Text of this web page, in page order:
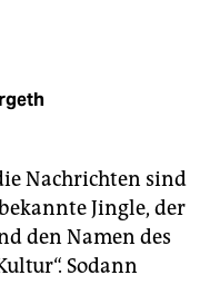
Nachrichten sind
­Jingle, der
den Namen des
Sodann